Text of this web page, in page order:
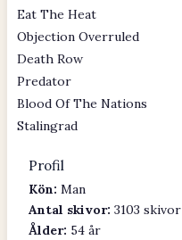
Eat The Heat
Objection Overruled
Death Row
Predator
Blood Of The Nations
Stalingrad
Profil
Kön: Man
Antal skivor: 3103 skivor
Ålder: 54 år